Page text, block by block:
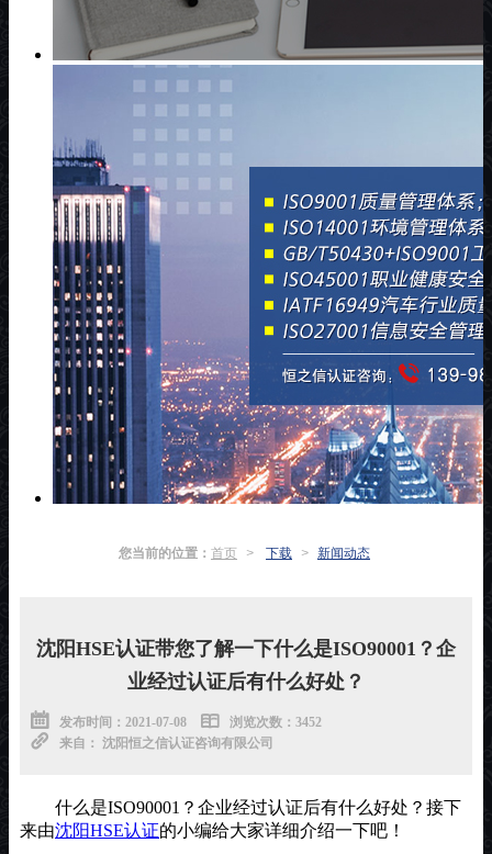
您当前的位置： 首页 > 下载 > 新闻动态
沈阳HSE认证带您了解一下什么是ISO90001？企
业经过认证后有什么好处？
发布时间：2021-07-08
浏览次数：3452
来自： 沈阳恒之信认证咨询有限公司
什么是ISO90001？企业经过认证后有什么好处？ 接下
来由沈阳HSE认证的小编给大家详细介绍一下吧！